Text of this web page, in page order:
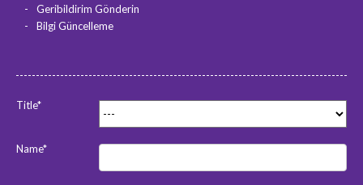
Geribildirim Gönderin
Bilgi Güncelleme
Title*
Name*